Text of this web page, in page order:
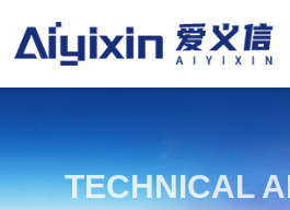
TECHNICAL